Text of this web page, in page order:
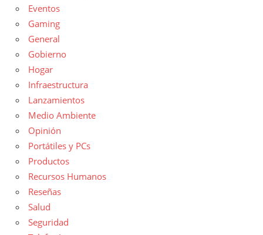
Eventos
Gaming
General
Gobierno
Hogar
Infraestructura
Lanzamientos
Medio Ambiente
Opinión
Portátiles y PCs
Productos
Recursos Humanos
Reseñas
Salud
Seguridad